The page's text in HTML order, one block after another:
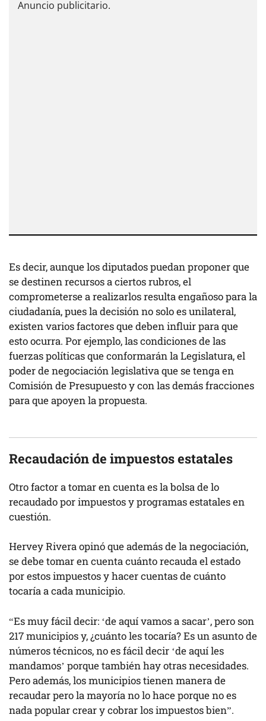
Es decir, aunque los diputados puedan proponer que
se destinen recursos a ciertos rubros, el
comprometerse a realizarlos resulta engañoso para la
ciudadanía, pues la decisión no solo es unilateral,
existen varios factores que deben influir para que
esto ocurra. Por ejemplo, las condiciones de las
fuerzas políticas que conformarán la Legislatura, el
poder de negociación legislativa que se tenga en
Comisión de Presupuesto y con las demás fracciones
para que apoyen la propuesta.
Recaudación de impuestos estatales
Otro factor a tomar en cuenta es la bolsa de lo
recaudado por impuestos y programas estatales en
cuestión.
Hervey Rivera opinó que además de la negociación,
se debe tomar en cuenta cuánto recauda el estado
por estos impuestos y hacer cuentas de cuánto
tocaría a cada municipio.
“Es muy fácil decir: ‘de aquí vamos a sacar’, pero son
217 municipios y, ¿cuánto les tocaría? Es un asunto de
números técnicos, no es fácil decir ‘de aquí les
mandamos’ porque también hay otras necesidades.
Pero además, los municipios tienen manera de
recaudar pero la mayoría no lo hace porque no es
nada popular crear y cobrar los impuestos bien”.